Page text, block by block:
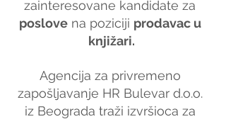
zainteresovane kandidate za
poslove na poziciji prodavac u
knjižari.
Agencija za privremeno
zapošljavanje HR Bulevar d.o.o.
iz Beograda traži izvršioca za